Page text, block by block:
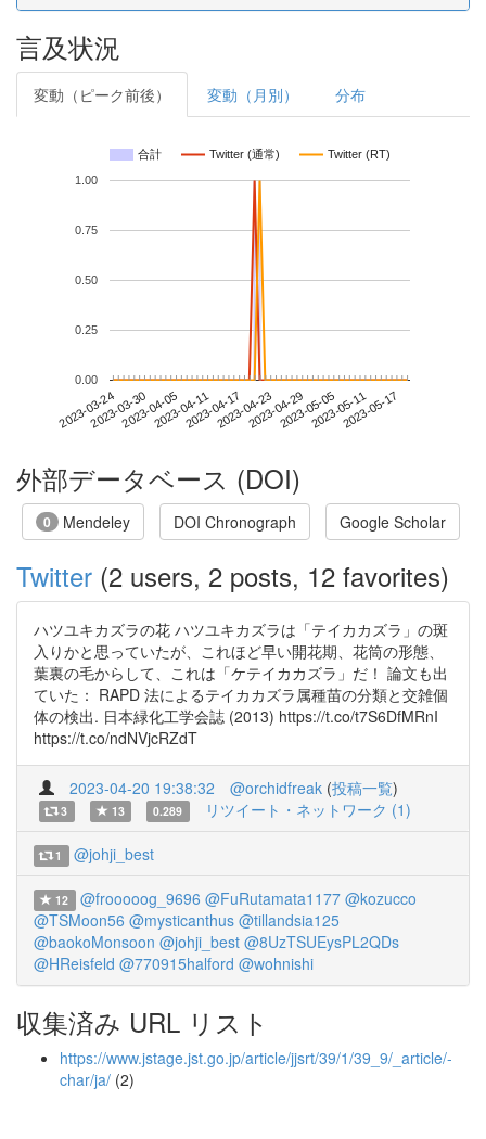
言及状況
変動（ピーク前後） 変動（月別） 分布
合計 Twitter (通常) Twitter (RT)
2023-03-242023-03-302023-04-052023-04-112023-04-172023-04-232023-04-292023-05-052023-05-112023-05-17
0.00
0.25
0.50
0.75
1.00
外部データベース (DOI)
0 Mendeley DOI Chronograph Google Scholar
Twitter (2 users, 2 posts, 12 favorites)
ハツユキカズラの花 ハツユキカズラは「テイカカズラ」の斑
入りかと思っていたが、これほど早い開花期、花筒の形態、
葉裏の毛からして、これは「ケテイカカズラ」だ！ 論文も出
ていた： RAPD 法によるテイカカズラ属種苗の分類と交雑個
体の検出. 日本緑化工学会誌 (2013) https://t.co/t7S6DfMRnI
https://t.co/ndNVjcRZdT
2023-04-20 19:38:32 @orchidfreak (投稿一覧)
3 13 0.289 リツイート・ネットワーク (1)
1 @johji_best
12 @frooooog_9696 @FuRutamata1177 @kozucco
@TSMoon56 @mysticanthus @tillandsia125
@baokoMonsoon @johji_best @8UzTSUEysPL2QDs
@HReisfeld @770915halford @wohnishi
収集済み URL リスト
https://www.jstage.jst.go.jp/article/jjsrt/39/1/39_9/_article/-
char/ja/ (2)